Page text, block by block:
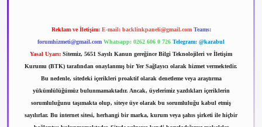
Reklam ve İletişim: E-mail: backlinkpaneli@gmail.com Teams:
forumhizmeti@gmail.com Whatsapp: 0262 606 0 726 Telegram: @karabul
Yasal Uyarı: Sitemiz, 5651 Sayılı Kanun gereğince Bilgi Teknolojileri ve İletişim
Kurumu (BTK) tarafından onaylanmış bir Yer Sağlayıcı olarak hizmet vermektedir.
Bu nedenle, sitedeki içerikleri proaktif olarak denetleme veya araştırma
yükümlülüğümüz bulunmamaktadır. Ancak, üyelerimiz yazdıkları içeriklerin
sorumluluğunu taşımakta olup, siteye üye olarak bu sorumluluğu kabul etmiş
sayılırlar. Bu internet sitesi, herhangi bir marka, kurum veya şahıs şirketi ile hiçbir